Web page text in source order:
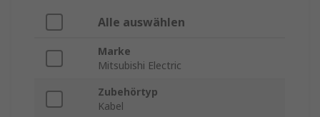
Alle auswählen
Marke
Mitsubishi Electric
Zubehörtyp
Kabel